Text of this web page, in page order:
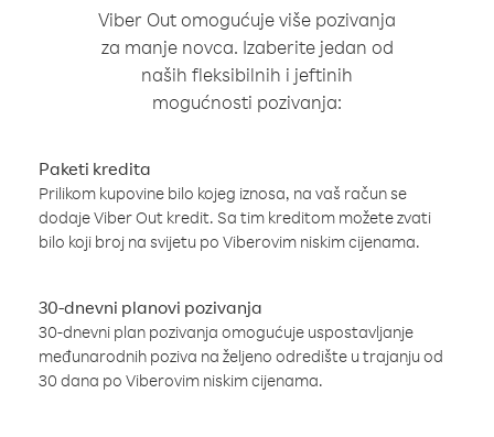
Viber Out omogućuje više pozivanja
za manje novca. Izaberite jedan od
naših fleksibilnih i jeftinih
mogućnosti pozivanja:
Paketi kredita
Prilikom kupovine bilo kojeg iznosa, na vaš račun se
dodaje Viber Out kredit. Sa tim kreditom možete zvati
bilo koji broj na svijetu po Viberovim niskim cijenama.
30-dnevni planovi pozivanja
30-dnevni plan pozivanja omogućuje uspostavljanje
međunarodnih poziva na željeno odredište u trajanju od
30 dana po Viberovim niskim cijenama.